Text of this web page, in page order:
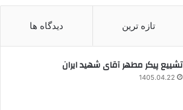
تازه ترین دیدگاه ها
تشییع پیکر مطهر آقای شهید ایران
1405.04.22